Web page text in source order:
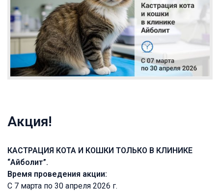
Акция!
КАСТРАЦИЯ КОТА И КОШКИ ТОЛЬКО В КЛИНИКЕ
“Айболит”.
Время проведения акции:
С 7 марта по 30 апреля 2026 г.